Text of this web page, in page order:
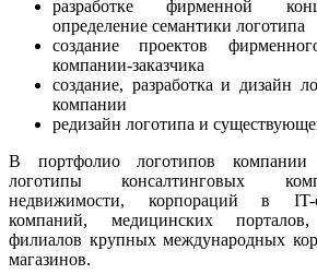
разработке фирменной
определение семантики логотипа
создание проектов
компании-заказчика
создание, разработка и дизайн
компании
редизайн логотипа и
В портфолио логотипов
логотипы консалтинговых
недвижимости, корпораций в IT-
компаний, медицинских порталов,
филиалов крупных международных
магазинов.